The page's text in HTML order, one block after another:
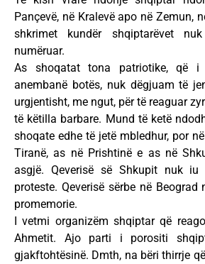
Pançevë, në Kralevë apo në Zemun,
shkrimet kundër shqiptarëvet
numëruar.
As shoqatat tona patriotike, që i
anembanë botës, nuk dëgjuam të
urgjentisht, me ngut, për të reaguar
të këtilla barbare. Mund të ketë
shoqate edhe të jetë mbledhur, por
Tiranë, as në Prishtinë e as në
asgjë. Qeverisë së Shkupit nuk iu
proteste. Qeverisë sërbe në
promemorie.
I vetmi organizëm shqiptar që
Ahmetit. Ajo parti i porositi
gjakftohtësinë. Dmth, na bëri thirrje